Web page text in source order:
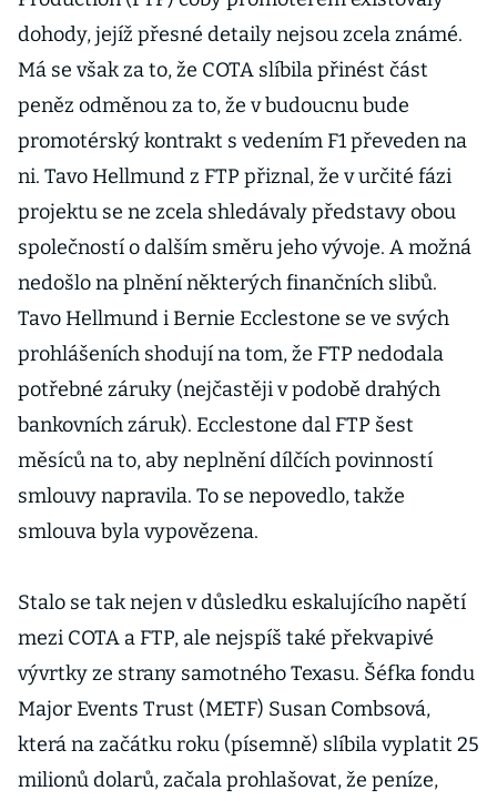
dohody, jejíž přesné detaily nejsou zcela známé.
Má se však za to, že COTA slíbila přinést část
peněz odměnou za to, že v budoucnu bude
promotérský kontrakt s vedením F1 převeden na
ni. Tavo Hellmund z FTP přiznal, že v určité fázi
projektu se ne zcela shledávaly představy obou
společností o dalším směru jeho vývoje. A možná
nedošlo na plnění některých finančních slibů.
Tavo Hellmund i Bernie Ecclestone se ve svých
prohlášeních shodují na tom, že FTP nedodala
potřebné záruky (nejčastěji v podobě drahých
bankovních záruk). Ecclestone dal FTP šest
měsíců na to, aby neplnění dílčích povinností
smlouvy napravila. To se nepovedlo, takže
smlouva byla vypovězena.
Stalo se tak nejen v důsledku eskalujícího napětí
mezi COTA a FTP, ale nejspíš také překvapivé
vývrtky ze strany samotného Texasu. Šéfka fondu
Major Events Trust (METF) Susan Combsová,
která na začátku roku (písemně) slíbila vyplatit 25
milionů dolarů, začala prohlašovat, že peníze,